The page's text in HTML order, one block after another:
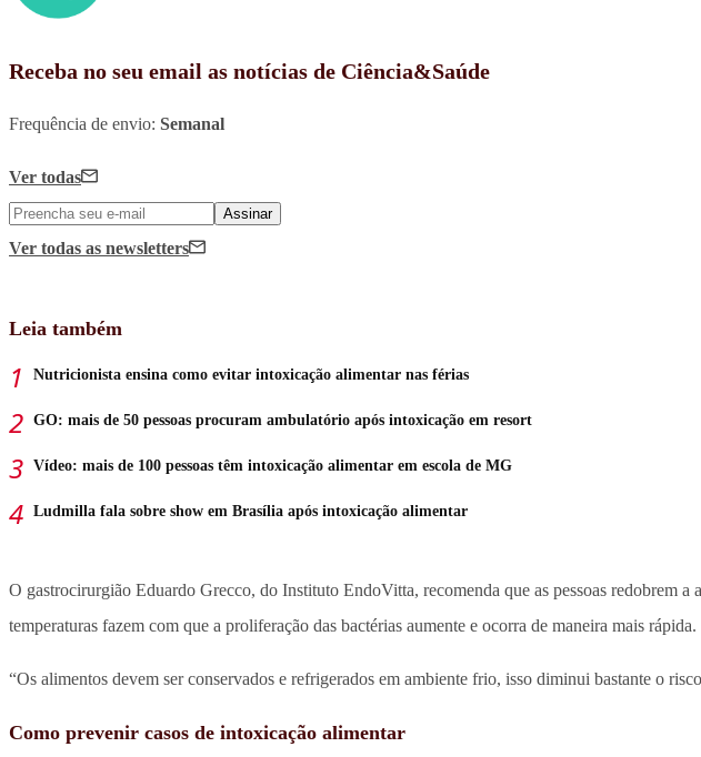
Receba no seu email as notícias de Ciência&Saúde
Frequência de envio: Semanal
Ver todas
Assinar
Ver todas as newsletters
Leia também
Nutricionista ensina como evitar intoxicação alimentar nas férias
GO: mais de 50 pessoas procuram ambulatório após intoxicação em resort
Vídeo: mais de 100 pessoas têm intoxicação alimentar em escola de MG
Ludmilla fala sobre show em Brasília após intoxicação alimentar
O gastrocirurgião Eduardo Grecco, do Instituto EndoVitta, recomenda que as pessoas redobrem
temperaturas fazem com que a proliferação das bactérias aumente e ocorra de maneira mais rápida.
“Os alimentos devem ser conservados e refrigerados em ambiente frio, isso diminui bastante o
Como prevenir casos de intoxicação alimentar